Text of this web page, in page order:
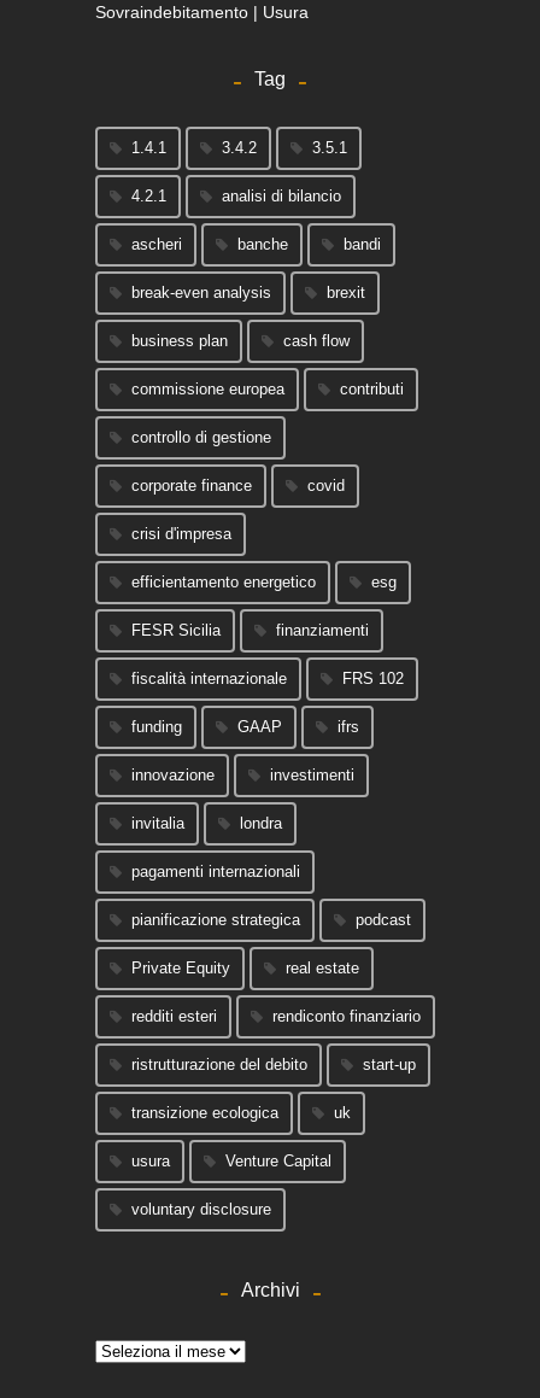
Sovraindebitamento | Usura
Tag
1.4.1 3.4.2 3.5.1
4.2.1 analisi di bilancio
ascheri banche bandi
break-even analysis brexit
business plan cash flow
commissione europea contributi
controllo di gestione
corporate finance covid
crisi d'impresa
efficientamento energetico esg
FESR Sicilia finanziamenti
fiscalità internazionale FRS 102
funding GAAP ifrs
innovazione investimenti
invitalia londra
pagamenti internazionali
pianificazione strategica podcast
Private Equity real estate
redditi esteri rendiconto finanziario
ristrutturazione del debito start-up
transizione ecologica uk
usura Venture Capital
voluntary disclosure
Archivi
Archivi